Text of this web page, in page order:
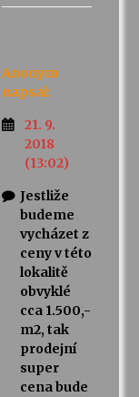
Anonym
napsal:
21. 9.
2018
(13:02)
Jestliže
budeme
vycházet z
ceny v této
lokalitě
obvyklé
cca 1.500,-
m2, tak
prodejní
super
cena bude